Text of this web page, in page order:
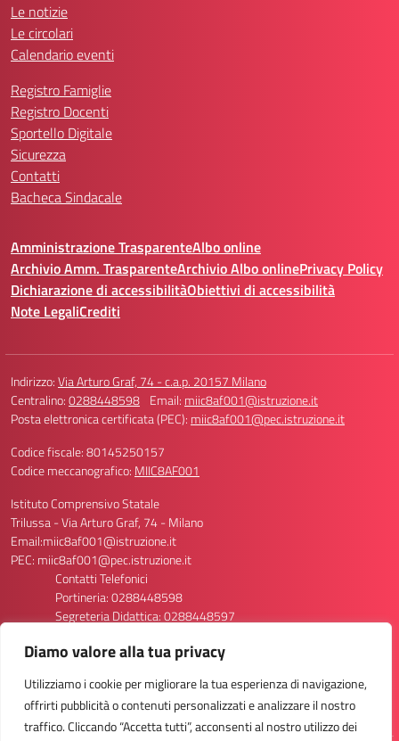
Diamo valore alla tua privacy
Utilizziamo i cookie per migliorare la tua esperienza di navigazione,
offrirti pubblicità o contenuti personalizzati e analizzare il nostro
traffico. Cliccando “Accetta tutti”, acconsenti al nostro utilizzo dei
Le notizie
Le circolari
Calendario eventi
Registro Famiglie
Registro Docenti
Sportello Digitale
Sicurezza
Contatti
Bacheca Sindacale
Amministrazione TrasparenteAlbo online
Archivio Amm. TrasparenteArchivio Albo onlinePrivacy Policy
Dichiarazione di accessibilitàObiettivi di accessibilità
Note LegaliCrediti
Indirizzo:Via Arturo Graf, 74 - c.a.p. 20157 Milano
Centralino:0288448598 Email: miic8af001@istruzione.it
Posta elettronica certificata (PEC): miic8af001@pec.istruzione.it
Codice fiscale: 80145250157
Codice meccanografico: MIIC8AF001
Istituto Comprensivo Statale
Trilussa - Via Arturo Graf, 74 - Milano
Email:miic8af001@istruzione.it
PEC: miic8af001@pec.istruzione.it
Contatti Telefonici
Portineria: 0288448598
Segreteria Didattica: 0288448597
Codice Meccanografico Scuola: MIIC8AF001
Codice Meccanografico Primaria Via Graf 70: MIEE8AF024
Codice Meccanografico Secondaria Via Graf 74: MIMM8AF012